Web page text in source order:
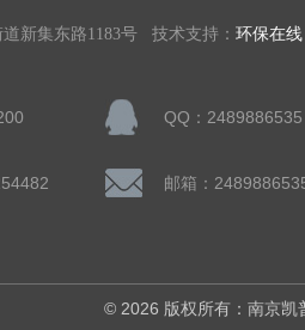
新集东路1183号 技术支持： 环保在线
QQ：2489886535
邮箱：
© 2026 版权所有：南京